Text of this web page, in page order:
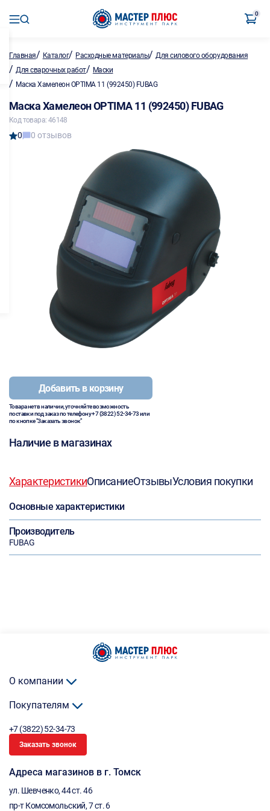
0
Главная/ Каталог/ Расходные материалы/Для силового оборудования
/ Для сварочных работ/ Маски
/ Маска Хамелеон OPTIMA 11 (992450) FUBAG
Маска Хамелеон OPTIMA 11 (992450) FUBAG
Код товара: 46148
0 0 отзывов
Добавить в корзину
Товара нет в наличии, уточняйте возможность
поставки под заказ по телефону+7 (3822) 52-34-73или
по кнопке "Заказать звонок"
Наличие в магазинах
ХарактеристикиОписаниеОтзывыУсловия покупки
Основные характеристики
Производитель
FUBAG
О компании
Покупателям
+7 (3822) 52-34-73
Заказать звонок
Адреса магазинов в г. Томск
ул. Шевченко, 44 ст. 46
пр-т Комсомольский, 7 ст. 6